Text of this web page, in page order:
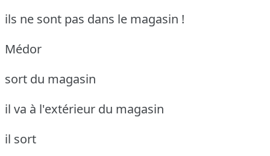
ils ne sont pas dans le magasin !
Médor
sort du magasin
il va à l'extérieur du magasin
il sort